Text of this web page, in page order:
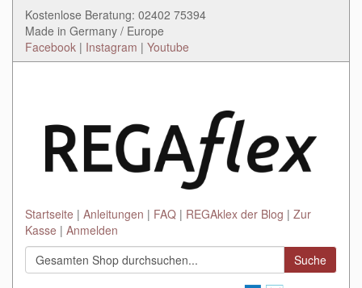
Kostenlose Beratung: 02402 75394
Made in Germany / Europe
Facebook | Instagram | Youtube
Startseite Anleitungen FAQ REGAklex der Blog
Zur
Kasse
Anmelden
Suche